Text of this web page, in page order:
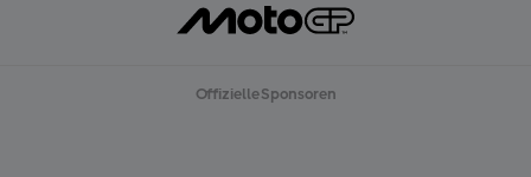
Offizielle Sponsoren